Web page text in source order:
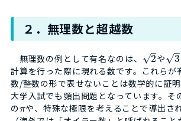
２．無理数と超越数
無理数の例として有名なのは、 2
–
√ や 3
–
√
計算を行った際に現れる数です。これらが
数/整数の形で表せないことは数学的に証明
大学入試でも頻出問題となっています。そ
のπや、特殊な極限を考えることで導出さ